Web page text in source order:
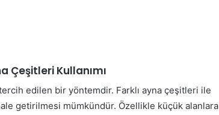
Çeşitleri Kullanımı
edilen bir yöntemdir. Farklı ayna çeşitleri ile
getirilmesi mümkündür. Özellikle küçük alanlara